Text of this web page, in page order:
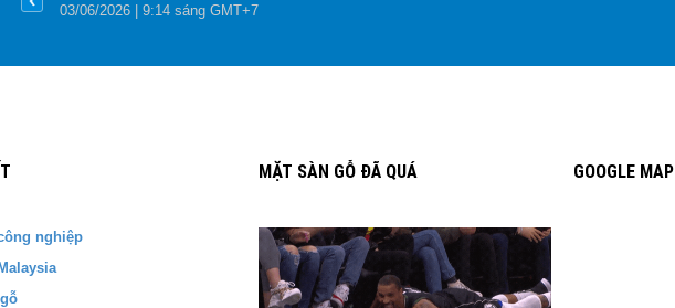
03/06/2026 | 9:14 sáng GMT+7
nghiệp
MẶT SÀN GỖ ĐÃ QUÁ GOOGLE MAP